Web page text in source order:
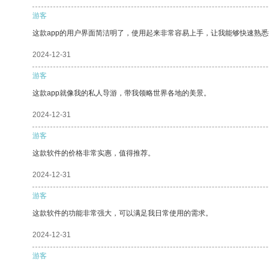
游客
这款app的用户界面简洁明了，使用起来非常容易上手，让我能够快速熟
2024-12-31
游客
这款app就像我的私人导游，带我领略世界各地的美景。
2024-12-31
游客
这款软件的价格非常实惠，值得推荐。
2024-12-31
游客
这款软件的功能非常强大，可以满足我日常使用的需求。
2024-12-31
游客